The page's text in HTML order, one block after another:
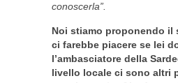
conoscerla”.
Noi stiamo proponendo il
ci farebbe piacere se lei
l’ambasciatore della
livello locale ci sono altri